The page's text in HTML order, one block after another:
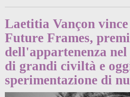
Laetitia Vançon
Future Frames,
dell'appartenenza
di grandi civiltà e
sperimentazione di